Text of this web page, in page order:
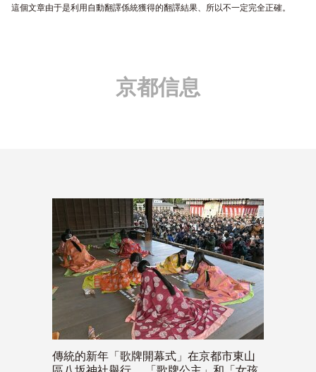
這個文章由于是利用自動翻譯係統獲得的翻譯結果、所以不一定完全正確。
京都信息
傳統的新年「歌牌開幕式」在京都市東山